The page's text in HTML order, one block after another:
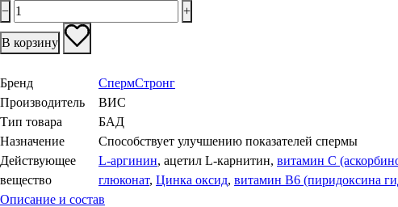
−
+
В корзину
Бренд
СпермСтронг
Производитель
ВИС
Тип товара
БАД
Назначение
Способствует улучшению показателей спермы
Действующее
вещество
L-аргинин, ацетил L-карнитин, витамин С
глюконат, Цинка оксид, витамин В6 (пиридоксина
Описание и состав